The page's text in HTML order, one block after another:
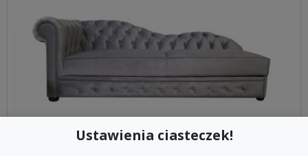
Ustawienia ciasteczek!